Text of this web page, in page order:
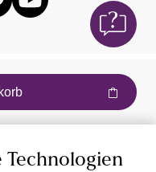
Technologien